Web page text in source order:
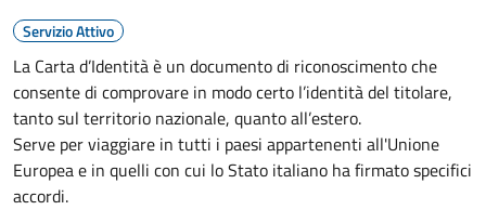
Servizio Attivo
La Carta d’Identità è un documento di riconoscimento che
consente di comprovare in modo certo l’identità del titolare,
tanto sul territorio nazionale, quanto all’estero.
Serve per viaggiare in tutti i paesi appartenenti all'Unione
Europea e in quelli con cui lo Stato italiano ha firmato specifici
accordi.